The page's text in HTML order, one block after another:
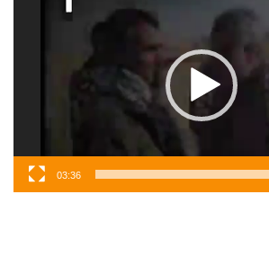
03:36